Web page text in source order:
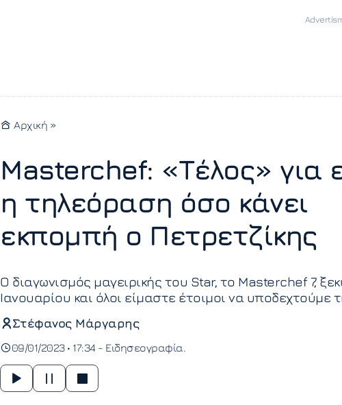
Αρχική »
Masterchef: «Τέλος» για
η τηλεόραση όσο κάνει
εκπομπή ο Πετρετζίκης
Ο διαγωνισμός μαγειρικής του Star, το Masterchef 7,
Ιανουαρίου και όλοι είμαστε έτοιμοι να υποδεχτούμε
Στέφανος Μάργαρης
09/01/2023 • 17:34 - Ειδησεογραφία